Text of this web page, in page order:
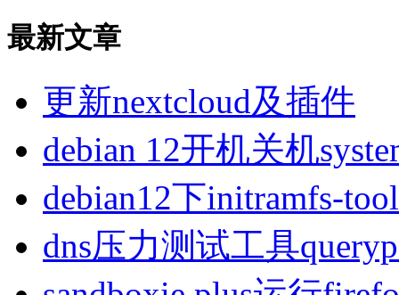
最新文章
更新nextcloud及插件
debian 12开机关机
debian12下initramfs-
dns压力测试工具